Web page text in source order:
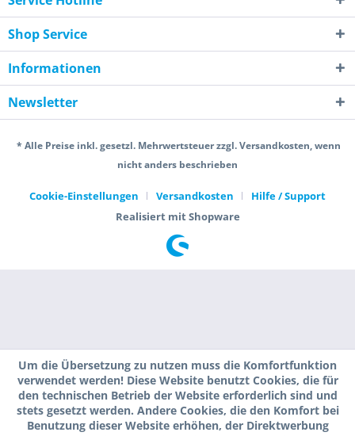
Shop Service
Informationen
Newsletter
* Alle Preise inkl. gesetzl. Mehrwertsteuer zzgl. Versandkosten, wenn
nicht anders beschrieben
Cookie-Einstellungen Versandkosten
Hilfe / Support
Realisiert mit Shopware
Um die Übersetzung zu nutzen muss die Komfortfunktion
verwendet werden! Diese Website benutzt Cookies, die für
den technischen Betrieb der Website erforderlich sind und
stets gesetzt werden. Andere Cookies, die den Komfort bei
Benutzung dieser Website erhöhen, der Direktwerbung